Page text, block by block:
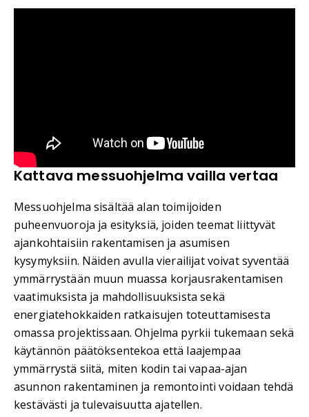
Kattava messuohjelma vailla vertaa
Messuohjelma sisältää alan toimijoiden
puheenvuoroja ja esityksiä, joiden teemat liittyvät
ajankohtaisiin rakentamisen ja asumisen
kysymyksiin. Näiden avulla vierailijat voivat syventää
ymmärrystään muun muassa korjausrakentamisen
vaatimuksista ja mahdollisuuksista sekä
energiatehokkaiden ratkaisujen toteuttamisesta
omassa projektissaan. Ohjelma pyrkii tukemaan sekä
käytännön päätöksentekoa että laajempaa
ymmärrystä siitä, miten kodin tai vapaa-ajan
asunnon rakentaminen ja remontointi voidaan tehdä
kestävästi ja tulevaisuutta ajatellen.